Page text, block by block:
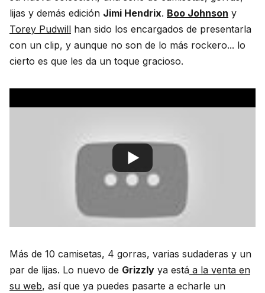
lijas y demás edición Jimi Hendrix. Boo Johnson y
Torey Pudwill han sido los encargados de presentarla
con un clip, y aunque no son de lo más rockero... lo
cierto es que les da un toque gracioso.
Más de 10 camisetas, 4 gorras, varias sudaderas y un
par de lijas. Lo nuevo de Grizzly ya está a la venta en
su web, así que ya puedes pasarte a echarle un